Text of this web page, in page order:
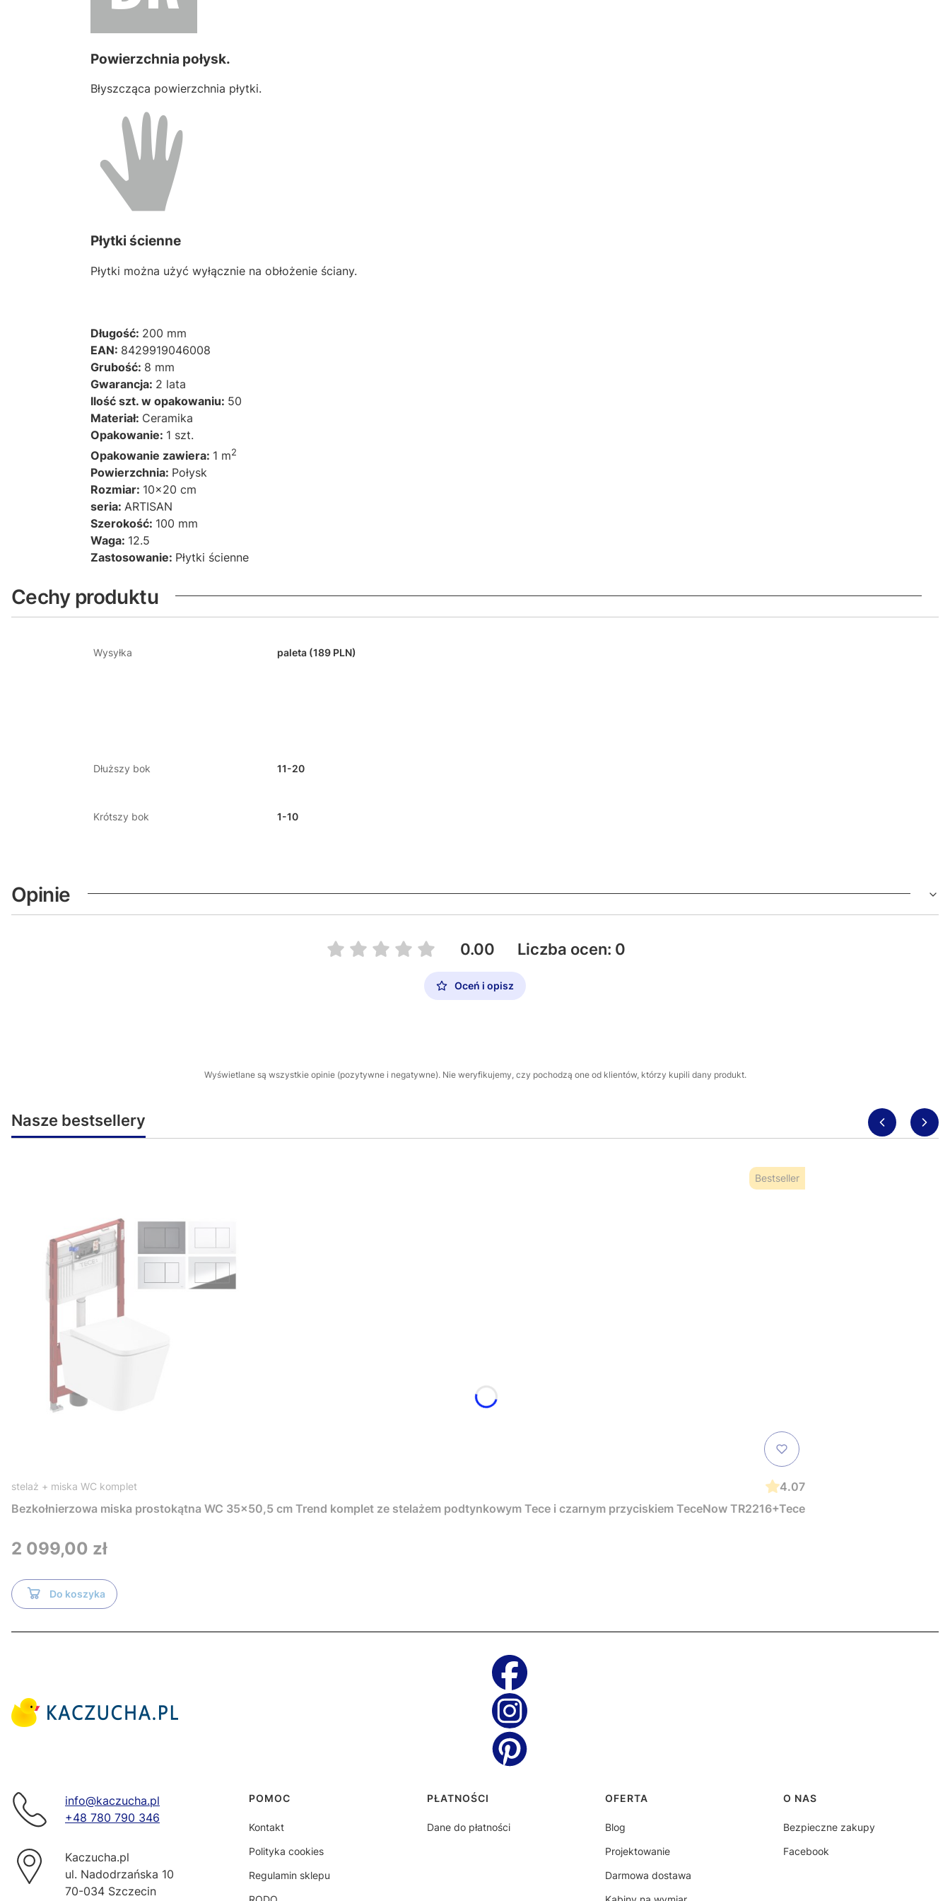
Powierzchnia połysk.
Błyszcząca powierzchnia płytki.
Płytki ścienne
Płytki można użyć wyłącznie na obłożenie ściany.
Długość: 200 mm
EAN: 8429919046008
Grubość: 8 mm
Gwarancja: 2 lata
Ilość szt. w opakowaniu: 50
Materiał: Ceramika
Opakowanie: 1 szt.
Opakowanie zawiera: 1 m2
Powierzchnia: Połysk
Rozmiar: 10x20 cm
seria: ARTISAN
Szerokość: 100 mm
Waga: 12.5
Zastosowanie: Płytki ścienne
Cechy produktu
Wysyłka paleta (189 PLN)
Dłuższy bok 11-20
Krótszy bok 1-10
Opinie
0.00 Liczba ocen: 0
Oceń i opisz
Wyświetlane są wszystkie opinie (pozytywne i negatywne). Nie weryfikujemy, czy pochodzą one od klientów, którzy kupili dany produkt.
Nasze bestsellery
Bestseller
stelaż + miska WC komplet
4.07
Bezkołnierzowa miska prostokątna WC 35x50,5 cm Trend komplet ze stelażem podtynkowym Tece i czarnym przyciskiem TeceNow TR2216+Tece
Cena
2 099,00 zł
Do koszyka
info@kaczucha.pl
+48 780 790 346
Kaczucha.pl
ul. Nadodrzańska 10
70-034 Szczecin
Linki w stopce
POMOC
Kontakt
Polityka cookies
Regulamin sklepu
PŁATNOŚCI
Dane do płatności
OFERTA
Blog
Projektowanie
Darmowa dostawa
O NAS
Bezpieczne zakupy
Facebook